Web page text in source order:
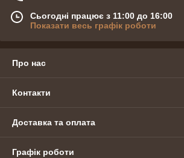
Сьогодні працює з 11:00 до 16:00
Показати весь графік роботи
Про нас
Контакти
Доставка та оплата
Графік роботи